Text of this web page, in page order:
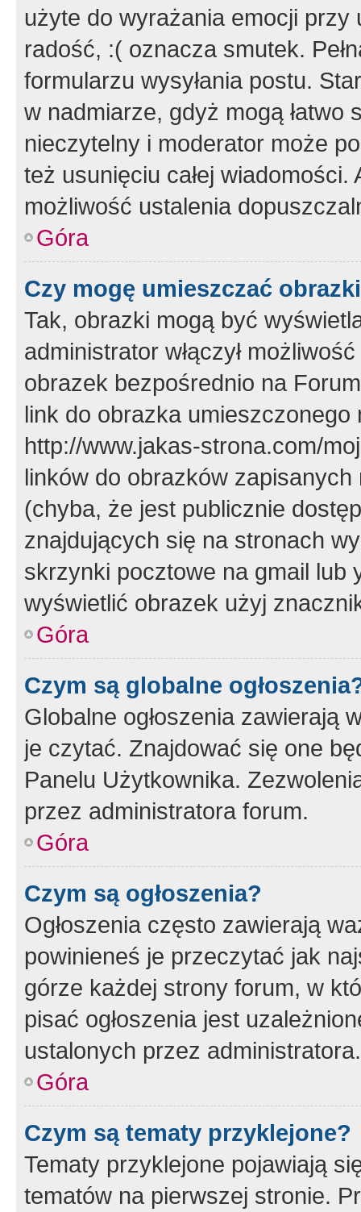
użyte do wyrażania emocji
radość, :( oznacza smutek.
formularzu wysyłania postu.
w nadmiarze, gdyż mogą
nieczytelny i moderator może
też usunięciu całej
możliwość ustalenia
Góra
Czy mogę umieszczać
Tak, obrazki mogą być
administrator włączył
obrazek bezpośrednio na
link do obrazka
http://www.jakas-strona.com/
linków do obrazków
(chyba, że jest publicznie
znajdujących się na stronach
skrzynki pocztowe na gmail lub
wyświetlić obrazek użyj
Góra
Czym są globalne
Globalne ogłoszenia zawierają
je czytać. Znajdować się one
Panelu Użytkownika.
przez administratora forum.
Góra
Czym są ogłoszenia?
Ogłoszenia często zawierają
powinieneś je przeczytać jak
górze każdej strony forum, w
pisać ogłoszenia jest
ustalonych przez administratora.
Góra
Czym są tematy przyklejone?
Tematy przyklejone pojawiają
tematów na pierwszej stronie.